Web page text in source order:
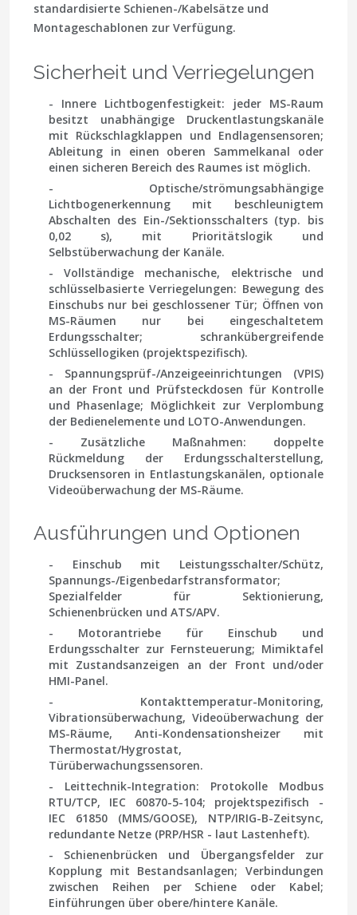
standardisierte Schienen-/Kabelsätze und
Montageschablonen zur Verfügung.
Sicherheit und Verriegelungen
- Innere Lichtbogenfestigkeit: jeder MS-Raum
besitzt unabhängige Druckentlastungskanäle
mit Rückschlagklappen und Endlagensensoren;
Ableitung in einen oberen Sammelkanal oder
einen sicheren Bereich des Raumes ist möglich.
- Optische/strömungsabhängige
Lichtbogenerkennung mit beschleunigtem
Abschalten des Ein-/Sektionsschalters (typ. bis
0,02 s), mit Prioritätslogik und
Selbstüberwachung der Kanäle.
- Vollständige mechanische, elektrische und
schlüsselbasierte Verriegelungen: Bewegung des
Einschubs nur bei geschlossener Tür; Öffnen von
MS-Räumen nur bei eingeschaltetem
Erdungsschalter; schrankübergreifende
Schlüssellogiken (projektspezifisch).
- Spannungsprüf-/Anzeigeeinrichtungen (VPIS)
an der Front und Prüfsteckdosen für Kontrolle
und Phasenlage; Möglichkeit zur Verplombung
der Bedienelemente und LOTO-Anwendungen.
- Zusätzliche Maßnahmen: doppelte
Rückmeldung der Erdungsschalterstellung,
Drucksensoren in Entlastungskanälen, optionale
Videoüberwachung der MS-Räume.
Ausführungen und Optionen
- Einschub mit Leistungsschalter/Schütz,
Spannungs-/Eigenbedarfstransformator;
Spezialfelder für Sektionierung,
Schienenbrücken und ATS/APV.
- Motorantriebe für Einschub und
Erdungsschalter zur Fernsteuerung; Mimiktafel
mit Zustandsanzeigen an der Front und/oder
HMI-Panel.
- Kontakttemperatur-Monitoring,
Vibrationsüberwachung, Videoüberwachung der
MS-Räume, Anti-Kondensationsheizer mit
Thermostat/Hygrostat,
Türüberwachungssensoren.
- Leittechnik-Integration: Protokolle Modbus
RTU/TCP, IEC 60870-5-104; projektspezifisch -
IEC 61850 (MMS/GOOSE), NTP/IRIG-B-Zeitsync,
redundante Netze (PRP/HSR - laut Lastenheft).
- Schienenbrücken und Übergangsfelder zur
Kopplung mit Bestandsanlagen; Verbindungen
zwischen Reihen per Schiene oder Kabel;
Einführungen über obere/hintere Kanäle.